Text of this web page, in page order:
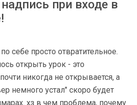
при входе в
себе просто отвратительное.
открыть урок - это
никогда не открывается, а
немного устал" скоро будет
хз в чем проблема, почему